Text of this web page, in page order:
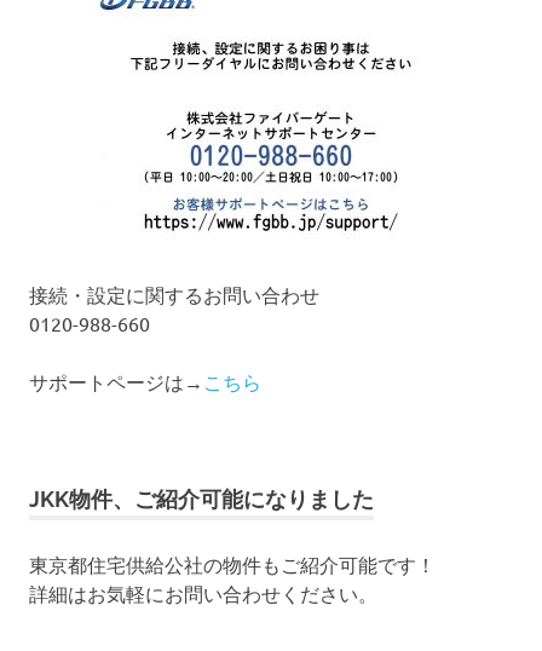
接続・設定に関するお問い合わせ
0120-988-660
サポートページは→ こちら
JKK物件、ご紹介可能になりました
東京都住宅供給公社の物件もご紹介可能です！
詳細はお気軽にお問い合わせください。